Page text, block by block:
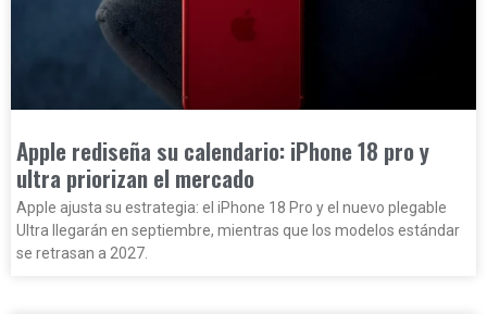
Apple rediseña su calendario: iPhone 18 pro y
ultra priorizan el mercado
Apple ajusta su estrategia: el iPhone 18 Pro y el nuevo plegable
Ultra llegarán en septiembre, mientras que los modelos estándar
se retrasan a 2027.